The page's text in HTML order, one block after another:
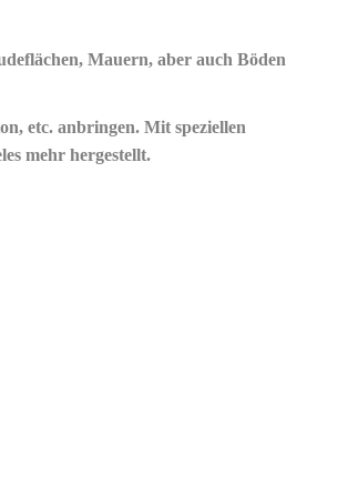
Mauern, aber auch Böden
etc. anbringen. Mit speziellen
mehr hergestellt.